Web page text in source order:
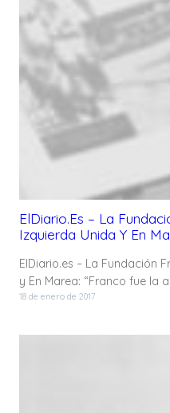
ElDiario.es – La
Izquierda Unida Y En
ElDiario.es – La Fundación
y En Marea: “Franco fue la
18 de enero de 2017